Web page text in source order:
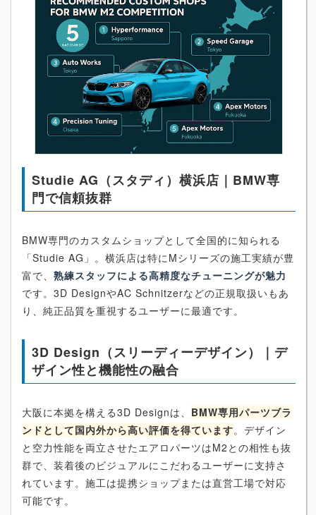
Studie AG（スタディ）横浜店｜BMW専
門で信頼抜群
BMW専門のカスタムショップとして全国的に知られる
「Studie AG」。横浜店は特にMシリーズの施工実績が豊
富で、 熟練スタッフによる高精度なチューニングが魅力
です。3D DesignやAC Schnitzerなどの正規取扱いもあ
り、純正品質を重視するユーザーに最適です。
3D Design（スリーディーデザイン）｜デ
ザイン性と機能性の融合
大阪に本拠を構える3D Designは、 BMW専用パーツブラ
ンドとして国内外から高い評価を得ています。デザイン
と空力性能を両立させたエアロパーツはM2との相性も抜
群で、装着後のビジュアルにこだわるユーザーに支持さ
れています。施工は提携ショップまたは直営工場で対応
可能です。